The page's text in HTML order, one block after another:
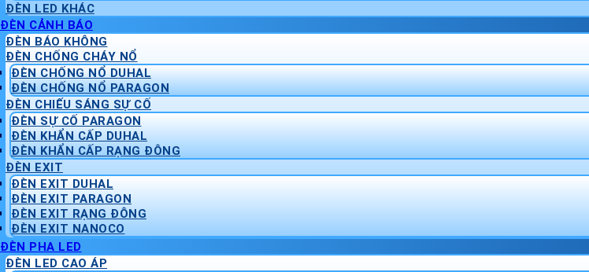
ĐÈN LED KHÁC
ĐÈN CẢNH BÁO
ĐÈN BÁO KHÔNG
ĐÈN CHỐNG CHÁY NỔ
ĐÈN CHỐNG NỔ DUHAL
ĐÈN CHỐNG NỔ PARAGON
ĐÈN CHIẾU SÁNG SỰ CỐ
ĐÈN SỰ CỐ PARAGON
ĐÈN KHẨN CẤP DUHAL
ĐÈN KHẨN CẤP RẠNG ĐÔNG
ĐÈN EXIT
ĐÈN EXIT DUHAL
ĐÈN EXIT PARAGON
ĐÈN EXIT RẠNG ĐÔNG
ĐÈN EXIT NANOCO
ĐÈN PHA LED
ĐÈN LED CAO ÁP